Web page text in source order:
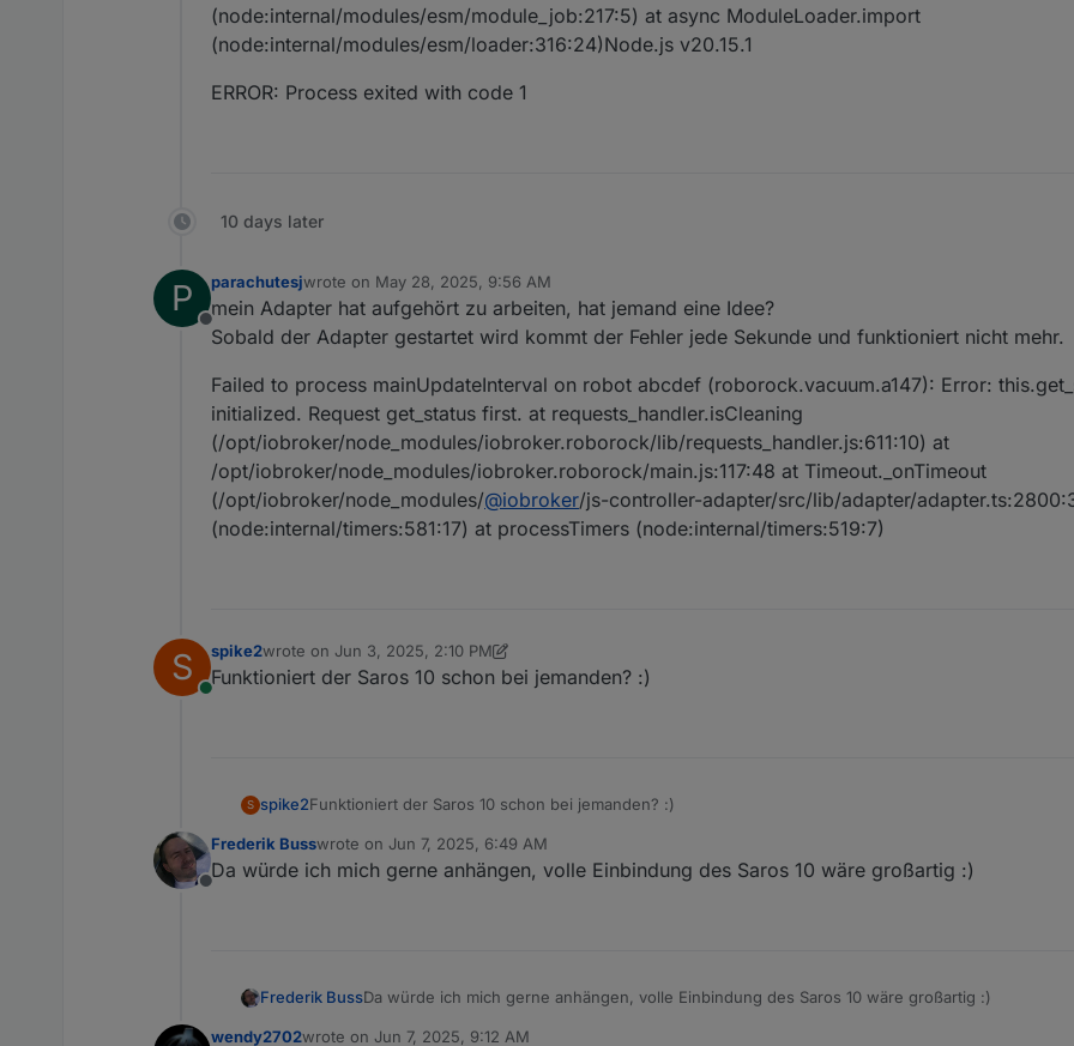
(node:internal/modules/esm/module_job:217:5) at async ModuleLoader.import
(node:internal/modules/esm/loader:316:24)Node.js v20.15.1
ERROR: Process exited with code 1
10 days later
P
Offline
parachutesjwrote on May 28, 2025, 9:56 AM
last edited by
mein Adapter hat aufgehört zu arbeiten, hat jemand eine Idee?
Sobald der Adapter gestartet wird kommt der Fehler jede Sekunde und funktioniert nicht mehr.
Failed to process mainUpdateInterval on robot abcdef (roborock.vacuum.a147): Error:
initialized. Request get_status first. at requests_handler.isCleaning
(/opt/iobroker/node_modules/iobroker.roborock/lib/requests_handler.js:611:10) at
/opt/iobroker/node_modules/iobroker.roborock/main.js:117:48 at Timeout._onTimeout
(/opt/iobroker/node_modules/@iobroker/js-controller-adapter/src/lib/adapter/
(node:internal/timers:581:17) at processTimers (node:internal/timers:519:7)
S
Online
spike2wrote on Jun 3, 2025, 2:10 PM
last edited by spike2Jun 3, 2025, 4:10 PM
Funktioniert der Saros 10 schon bei jemanden? :)
S spike2Funktioniert der Saros 10 schon bei jemanden? :)
Offline
Frederik Busswrote on Jun 7, 2025, 6:49 AM
last edited by
Da würde ich mich gerne anhängen, volle Einbindung des Saros 10 wäre großartig :)
Frederik BussDa würde ich mich gerne anhängen, volle Einbindung des Saros 10 wäre großartig :)
wendy2702wrote on Jun 7, 2025, 9:12 AM